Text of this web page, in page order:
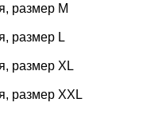
размер M
размер L
размер XL
размер XXL